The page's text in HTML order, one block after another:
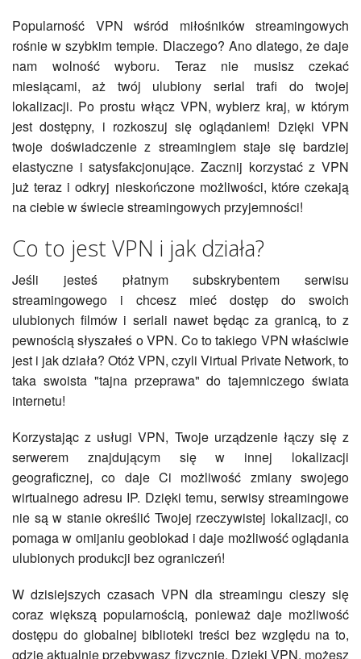
Popularność VPN wśród miłośników streamingowych
rośnie w szybkim tempie. Dlaczego? Ano dlatego, że daje
nam wolność wyboru. Teraz nie musisz czekać
miesiącami, aż twój ulubiony serial trafi do twojej
lokalizacji. Po prostu włącz VPN, wybierz kraj, w którym
jest dostępny, i rozkoszuj się oglądaniem! Dzięki VPN
twoje doświadczenie z streamingiem staje się bardziej
elastyczne i satysfakcjonujące. Zacznij korzystać z VPN
już teraz i odkryj nieskończone możliwości, które czekają
na ciebie w świecie streamingowych przyjemności!
Co to jest VPN i jak działa?
Jeśli jesteś płatnym subskrybentem serwisu
streamingowego i chcesz mieć dostęp do swoich
ulubionych filmów i seriali nawet będąc za granicą, to z
pewnością słyszałeś o VPN. Co to takiego VPN właściwie
jest i jak działa? Otóż VPN, czyli Virtual Private Network, to
taka swoista "tajna przeprawa" do tajemniczego świata
internetu!
Korzystając z usługi VPN, Twoje urządzenie łączy się z
serwerem znajdującym się w innej lokalizacji
geograficznej, co daje Ci możliwość zmiany swojego
wirtualnego adresu IP. Dzięki temu, serwisy streamingowe
nie są w stanie określić Twojej rzeczywistej lokalizacji, co
pomaga w omijaniu geoblokad i daje możliwość oglądania
ulubionych produkcji bez ograniczeń!
W dzisiejszych czasach VPN dla streamingu cieszy się
coraz większą popularnością, ponieważ daje możliwość
dostępu do globalnej biblioteki treści bez względu na to,
gdzie aktualnie przebywasz fizycznie. Dzięki VPN, możesz